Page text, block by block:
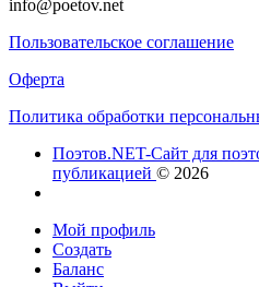
info@poetov.net
Пользовательское соглашение
Оферта
Политика обработки
Поэтов.NET-Сайт для
публикацией © 2026
Мой профиль
Создать
Баланс